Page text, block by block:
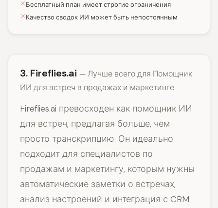
Бесплатный план имеет строгие ограничения
Качество сводок ИИ может быть непостоянным
3. Fireflies.ai — Лучше всего для Помощник
ИИ для встреч в продажах и маркетинге
Fireflies.ai превосходен как помощник ИИ
для встреч, предлагая больше, чем
просто транскрипцию. Он идеально
подходит для специалистов по
продажам и маркетингу, которым нужны
автоматические заметки о встречах,
анализ настроений и интеграция с CRM